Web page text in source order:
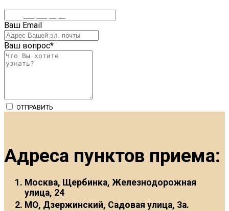
Ваш Email
Ваш вопрос*
ОТПРАВИТЬ
Адреса пунктов приема:
Москва, Щербинка, Железнодорожная
улица, 24
МО, Дзержинский, Садовая улица, 3а.